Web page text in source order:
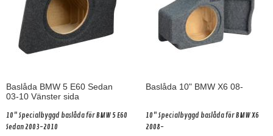
Baslåda BMW 5 E60 Sedan
03-10 Vänster sida
10" Specialbyggd baslåda för BMW 5 E60
Sedan 2003-2010
Baslåda 10" BMW X6 08-
10" Specialbyggd baslåda för BMW X6
2008-